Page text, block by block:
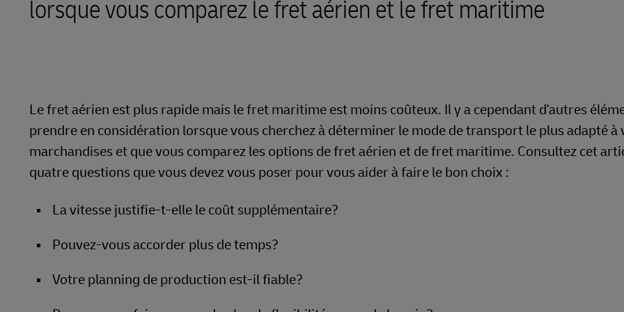
DHL SameDay
En savoir plus sur les portails
En savoir plus sur les portails
lorsque vous comparez le fret aérien et le fret maritime
Le fret aérien est plus rapide mais le fret maritime est moins coûteux. Il y a cependant d'autres
prendre en considération lorsque vous cherchez à déterminer le mode de transport le plus adapté à
marchandises et que vous comparez les options de fret aérien et de fret maritime. Consultez cet
quatre questions que vous devez vous poser pour vous aider à faire le bon choix :
La vitesse justifie-t-elle le coût supplémentaire?
Pouvez-vous accorder plus de temps?
Votre planning de production est-il fiable?